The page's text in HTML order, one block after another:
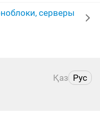
месяц
серверы
серверы
серверы
Қаз Рус